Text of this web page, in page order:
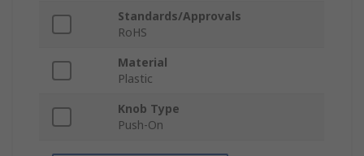
Standards/Approvals
RoHS
Material
Plastic
Knob Type
Push-On